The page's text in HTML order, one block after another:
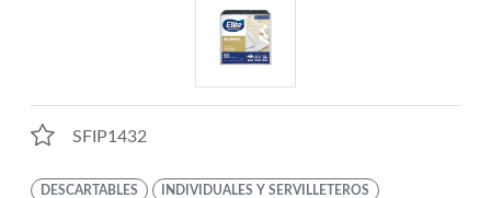
SFIP1432
DESCARTABLES INDIVIDUALES Y SERVILLETEROS